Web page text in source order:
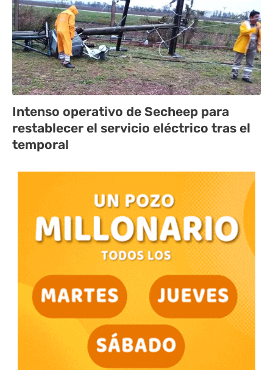
Intenso operativo de Secheep para
restablecer el servicio eléctrico tras el
temporal